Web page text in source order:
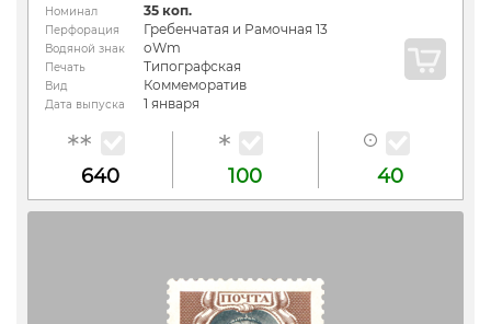
Номинал 35 коп.
Перфорация Гребенчатая и Рамочная 13
Водяной знак oWm
Печать Типографская
Вид Коммеморатив
Дата выпуска 1 января
640 100 40